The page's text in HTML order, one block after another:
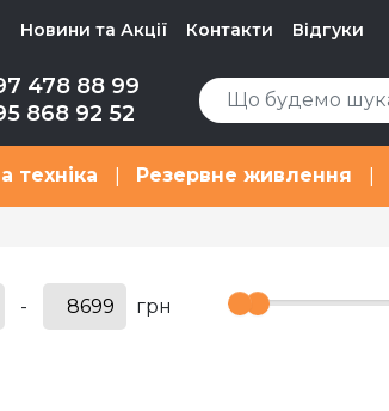
Новини та Акції Контакти Відгуки
478 88 99
868 92 52
техніка Резервне живлення
- грн